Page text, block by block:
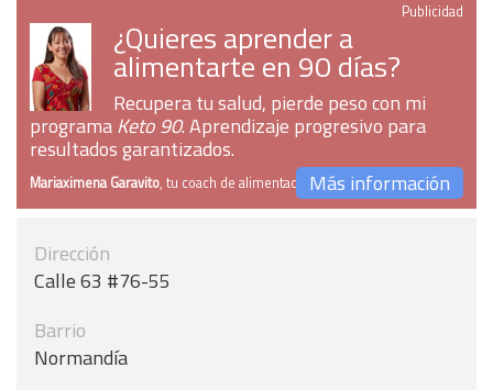
Publicidad
¿Quieres aprender a
alimentarte en 90 días?
Recupera tu salud, pierde peso con mi
programaKeto 90. Aprendizaje progresivo para
resultados garantizados.
Mariaximena Garavito, tu coach de alimentaciónMás información
Dirección
Calle 63 #76-55
Barrio
Normandía